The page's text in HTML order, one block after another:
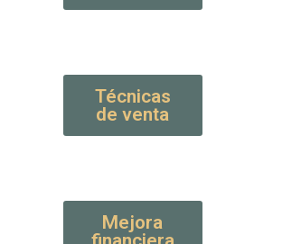
Técnicas
de venta
Mejora